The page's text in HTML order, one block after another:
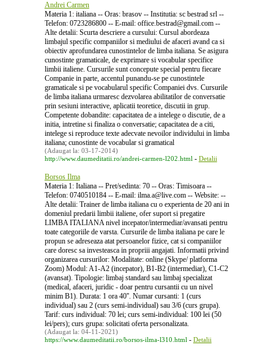
Andrei Carmen
Materia 1: italiana -- Oras: brasov -- Institutia: sc bestrad srl --
Telefon: 0723286800 -- E-mail: office.bestrad@gmail.com --
Alte detalii: Scurta descriere a cursului: Cursul abordeaza
limbajul specific companiilor si mediului de afaceri avand ca si
obiectiv aprofundarea cunostintelor de limba italiana. Se asigura
cunostinte gramaticale, de exprimare si vocabular specifice
limbii italiene. Cursurile sunt concepute special pentru fiecare
Companie in parte, accentul punandu-se pe cunostintele
gramaticale si pe vocabularul specific Companiei dvs. Cursurile
de limba italiana urmaresc dezvolarea abilitatilor de conversatie
prin sesiuni interactive, aplicatii teoretice, discutii in grup.
Competente dobandite: capacitatea de a intelege o discutie, de a
initia, intretine si finaliza o conversatie; capacitatea de a citi,
intelege si reproduce texte adecvate nevoilor individului in limba
italiana; cunostinte de vocabular si gramatical
(Adaugat la: 03-17-2014)
http://www.daumeditatii.ro/andrei-carmen-l202.html- Detalii
Borsos Ilma
Materia 1: Italiana -- Pret/sedinta: 70 -- Oras: Timisoara --
Telefon: 0740510184 -- E-mail: ilma.a@live.com -- Website: --
Alte detalii: Trainer de limba italiana cu o experienta de 20 ani in
domeniul predarii limbii italiene, ofer suport si pregatire
LIMBA ITALIANA nivel incepator/intermediar/avansati pentru
toate categoriile de varsta. Cursurile de limba italiana pe care le
propun se adreseaza atat persoanelor fizice, cat si companiilor
care doresc sa investeasca in propriii angajati. Informatii privind
organizarea cursurilor: Modalitate: online (Skype/ platforma
Zoom) Modul: A1-A2 (incepator), B1-B2 (intermediar), C1-C2
(avansat). Tipologie: limbaj standard sau limbaj specializat
(medical, afaceri, juridic - doar pentru cursantii cu un nivel
minim B1). Durata: 1 ora 40''. Numar cursanti: 1 (curs
individual) sau 2 (curs semi-individual) sau 3/6 (curs grupa).
Tarif: curs individual: 70 lei; curs semi-individual: 100 lei (50
lei/pers); curs grupa: solicitati oferta personalizata.
(Adaugat la: 04-11-2021)
https://www.daumeditatii.ro/borsos-ilma-l310.html- Detalii